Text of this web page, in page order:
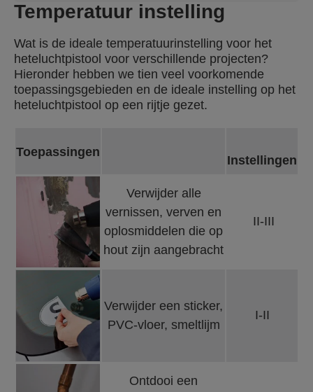
Temperatuur instelling
Wat is de ideale temperatuurinstelling voor het
heteluchtpistool voor verschillende projecten?
Hieronder hebben we tien veel voorkomende
toepassingsgebieden en de ideale instelling op het
heteluchtpistool op een rijtje gezet.
Toepassingen
Instellingen
Verwijder alle
vernissen, verven en
oplosmiddelen die op
hout zijn aangebracht
II-III
Verwijder een sticker,
PVC-vloer, smeltlijm
I-II
Ontdooi een